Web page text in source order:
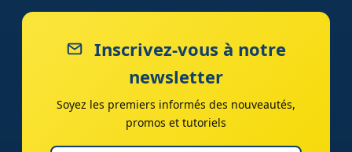
Inscrivez-vous à notre
newsletter
Soyez les premiers informés des nouveautés,
promos et tutoriels